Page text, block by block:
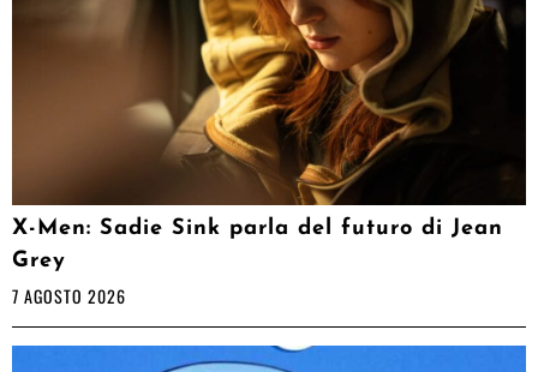
X-Men: Sadie Sink parla del futuro di Jean
Grey
7 AGOSTO 2026